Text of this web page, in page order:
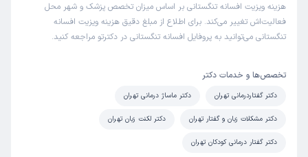
هزینه ویزیت افسانه تنگستانی بر اساس میزان تخصص پزشک و شهر محل
فعالیت‌اش تغییر می‌کند. برای اطلاع از مبلغ دقیق هزینه ویزیت افسانه
تنگستانی می‌توانید به پروفایل افسانه تنگستانی در دکترتو مراجعه کنید.
تخصص‌ها و خدمات دکتر
دکتر گفتاردرمانی تهران دکتر ماساژ درمانی تهران
دکتر مشکلات زبان و گفتار تهران دکتر لکنت زبان تهران
دکتر گفتار درمانی کودکان تهران